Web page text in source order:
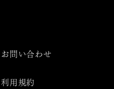
お問い合わせ
利用規約